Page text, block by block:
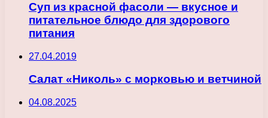
Суп из красной фасоли — вкусное и
питательное блюдо для здорового
питания
27.04.2019
Салат «Николь» с морковью и ветчиной
04.08.2025